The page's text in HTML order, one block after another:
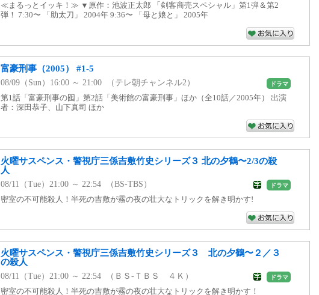
≪まるっとイッキ！≫ ▼原作：池波正太郎 「剣客商売スペシャル」第1弾＆第2
弾！ 7:30〜 「助太刀」 2004年 9:36〜 「母と娘と」 2005年
富豪刑事（2005） #1-5
08/09（Sun）16:00 ～ 21:00 （テレ朝チャンネル2） ドラマ
第1話「富豪刑事の囮」第2話「美術館の富豪刑事」ほか（全10話／2005年） 出演
者：深田恭子、山下真司 ほか
火曜サスペンス・警視庁三係吉敷竹史シリーズ３ 北の夕鶴〜2/3の殺
人
08/11（Tue）21:00 ～ 22:54 （BS-TBS） ドラマ
密室の不可能殺人！半死の吉敷が霧の夜の壮大なトリックを解き明かす!
火曜サスペンス・警視庁三係吉敷竹史シリーズ３ 北の夕鶴〜２／３
の殺人
08/11（Tue）21:00 ～ 22:54 （ＢＳ-ＴＢＳ ４Ｋ） ドラマ
密室の不可能殺人！半死の吉敷が霧の夜の壮大なトリックを解き明かす！